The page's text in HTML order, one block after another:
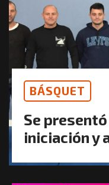
BÁSQUET
Se presentó
iniciación y